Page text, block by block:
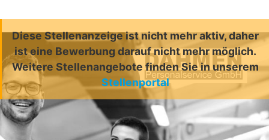
Diese Stellenanzeige ist nicht mehr aktiv, daher
ist eine Bewerbung darauf nicht mehr möglich.
Weitere Stellenangebote finden Sie in unserem
Stellenportal